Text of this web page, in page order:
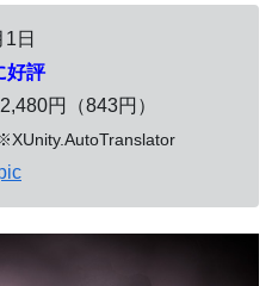
日
好評
円（843円）